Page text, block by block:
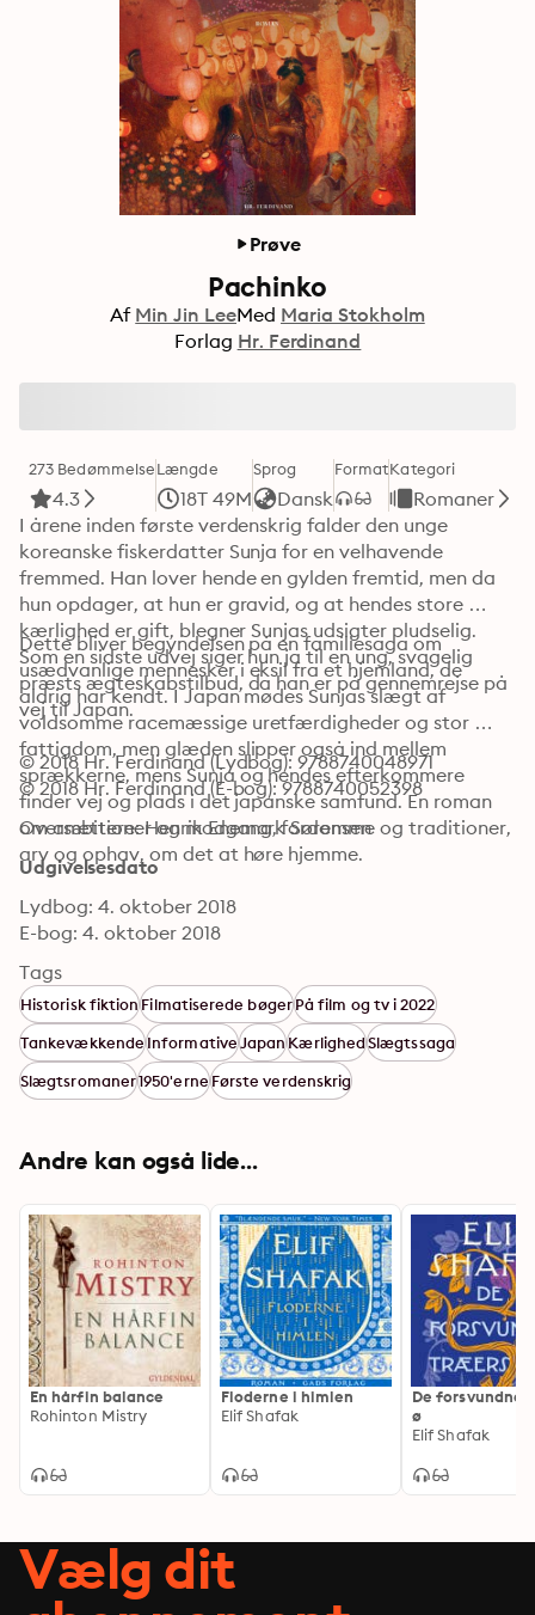
Prøve
Pachinko
Af Min Jin LeeMed Maria Stokholm
Forlag Hr. Ferdinand
273 Bedømmelse
4.3
Længde
18T 49M
Sprog
Dansk
FormatKategori
Romaner
I årene inden første verdenskrig falder den unge
koreanske fiskerdatter Sunja for en velhavende
fremmed. Han lover hende en gylden fremtid, men da
hun opdager, at hun er gravid, og at hendes store
kærlighed er gift, blegner Sunjas udsigter pludselig.
Som en sidste udvej siger hun ja til en ung, svagelig
præsts ægteskabstilbud, da han er på gennemrejse på
vej til Japan.
Dette bliver begyndelsen på en familiesaga om
usædvanlige mennesker i eksil fra et hjemland, de
aldrig har kendt. I Japan mødes Sunjas slægt af
voldsomme racemæssige uretfærdigheder og stor
fattigdom, men glæden slipper også ind mellem
sprækkerne, mens Sunja og hendes efterkommere
finder vej og plads i det japanske samfund. En roman
om ambitioner og modgang, fordomme og traditioner,
arv og ophav, om det at høre hjemme.
© 2018 Hr. Ferdinand (Lydbog): 9788740048971
© 2018 Hr. Ferdinand (E-bog): 9788740052398
Oversættere: Henrik Enemark Sørensen
Udgivelsesdato
Lydbog: 4. oktober 2018
E-bog: 4. oktober 2018
Tags
Historisk fiktionFilmatiserede bøgerPå film og tv i 2022
TankevækkendeInformativeJapanKærlighedSlægtssaga
Slægtsromaner1950'erneFørste verdenskrig
Andre kan også lide...
En hårfin balance
Rohinton Mistry
Floderne i himlen
Elif Shafak
De forsvundne
ø
Elif Shafak
Vælg dit